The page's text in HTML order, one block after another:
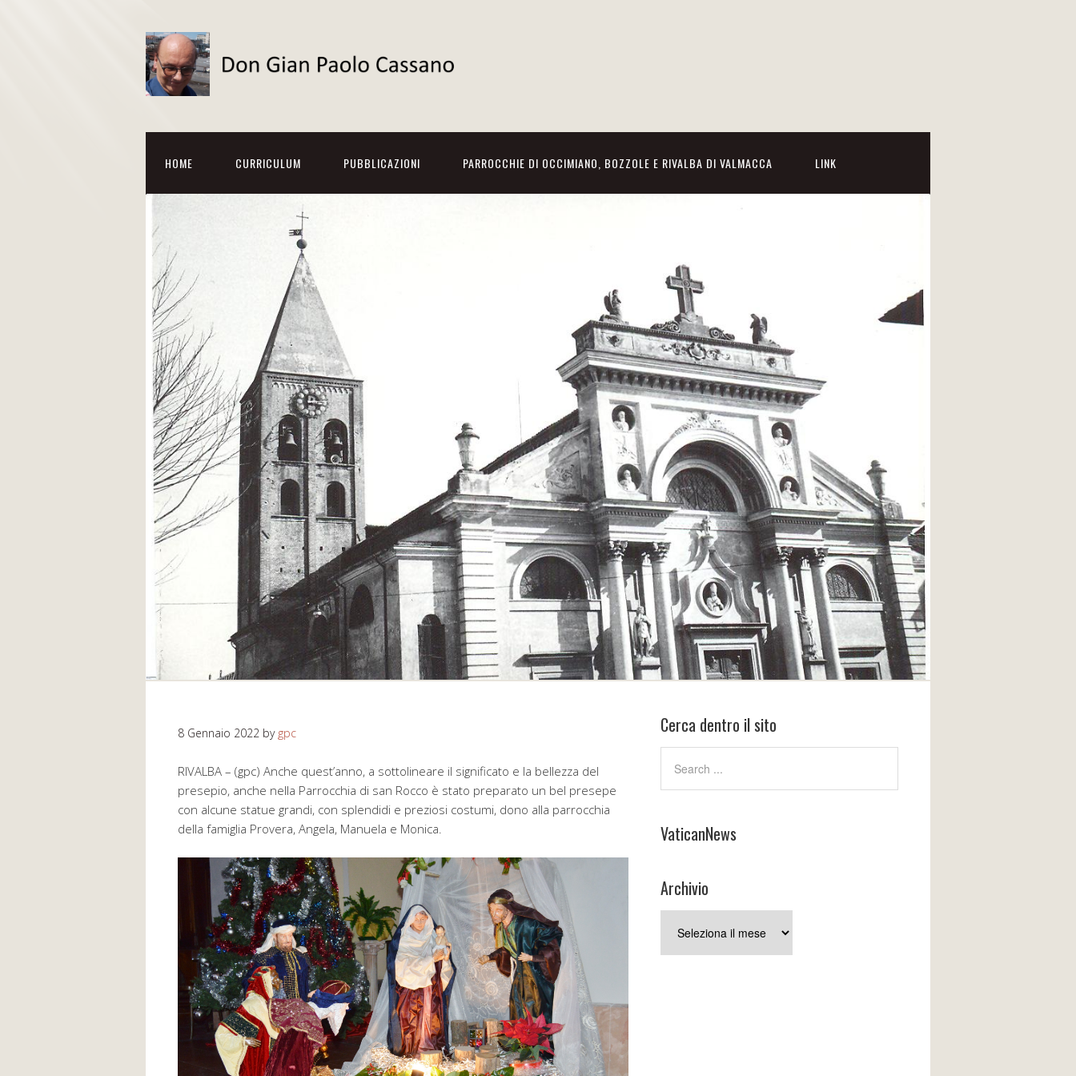
HOME CURRICULUM PUBBLICAZIONI PARROCCHIE DI OCCIMIANO, BOZZOLE E RIVALBA DI VALMACCA LINK
8 Gennaio 2022 by gpc
RIVALBA – (gpc) Anche quest’anno, a sottolineare il significato e la bellezza del
presepio, anche nella Parrocchia di san Rocco è stato preparato un bel presepe
con alcune statue grandi, con splendidi e preziosi costumi, dono alla parrocchia
della famiglia Provera, Angela, Manuela e Monica.
Cerca dentro il sito
VaticanNews
Archivio